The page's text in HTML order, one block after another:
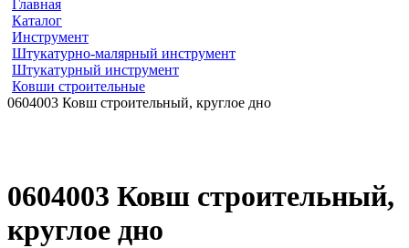
Главная
Каталог
Инструмент
Штукатурно-малярный инструмент
Штукатурный инструмент
Ковши строительные
0604003 Ковш строительный, круглое дно
0604003 Ковш строительный,
круглое дно